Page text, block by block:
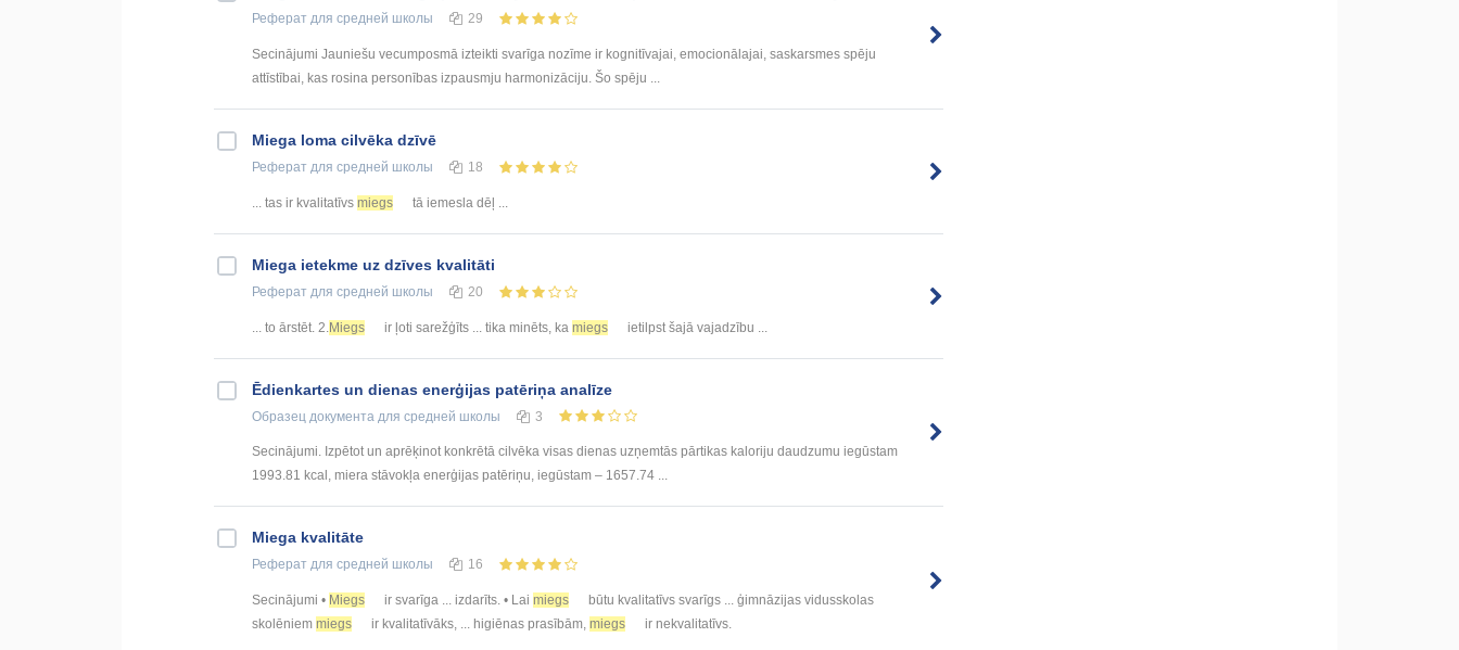
Реферат для средней школы 29
Secinājumi Jauniešu vecumposmā izteikti svarīga nozīme ir kognitīvajai, emocionālajai, saskarsmes spēju
attīstībai, kas rosina personības izpausmju harmonizāciju. Šo spēju ...
Miega loma cilvēka dzīvē
Реферат для средней школы 18
... tas ir kvalitatīvs miegs tā iemesla dēļ ...
Miega ietekme uz dzīves kvalitāti
Реферат для средней школы 20
... to ārstēt. 2. Miegs ir ļoti sarežģīts ... tika minēts, ka miegs ietilpst šajā vajadzību ...
Ēdienkartes un dienas enerģijas patēriņa analīze
Образец документа для средней школы 3
Secinājumi. Izpētot un aprēķinot konkrētā cilvēka visas dienas uzņemtās pārtikas kaloriju daudzumu iegūstam
1993.81 kcal, miera stāvokļa enerģijas patēriņu, iegūstam – 1657.74 ...
Miega kvalitāte
Реферат для средней школы 16
Secinājumi • Miegs ir svarīga ... izdarīts. • Lai miegs
būtu kvalitatīvs svarīgs ... ģimnāzijas vidusskolas
skolēniem miegs ir kvalitatīvāks, ... higiēnas prasībām, miegs ir nekvalitatīvs.